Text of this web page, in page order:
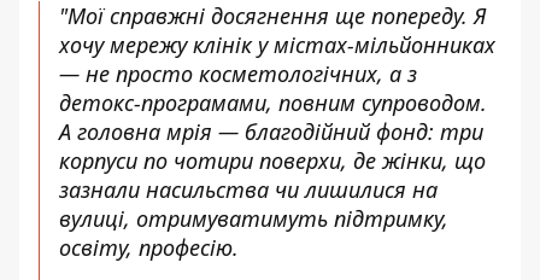
"Мої справжні досягнення ще попереду. Я
хочу мережу клінік у містах-мільйонниках
— не просто косметологічних, а з
детокс-програмами, повним супроводом.
А головна мрія — благодійний фонд: три
корпуси по чотири поверхи, де жінки, що
зазнали насильства чи лишилися на
вулиці, отримуватимуть підтримку,
освіту, професію.